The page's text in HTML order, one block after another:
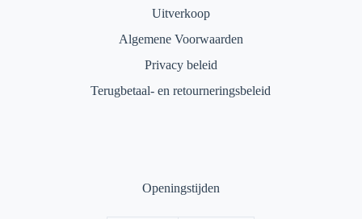
Uitverkoop
Algemene Voorwaarden
Privacy beleid
Terugbetaal- en retourneringsbeleid
Openingstijden